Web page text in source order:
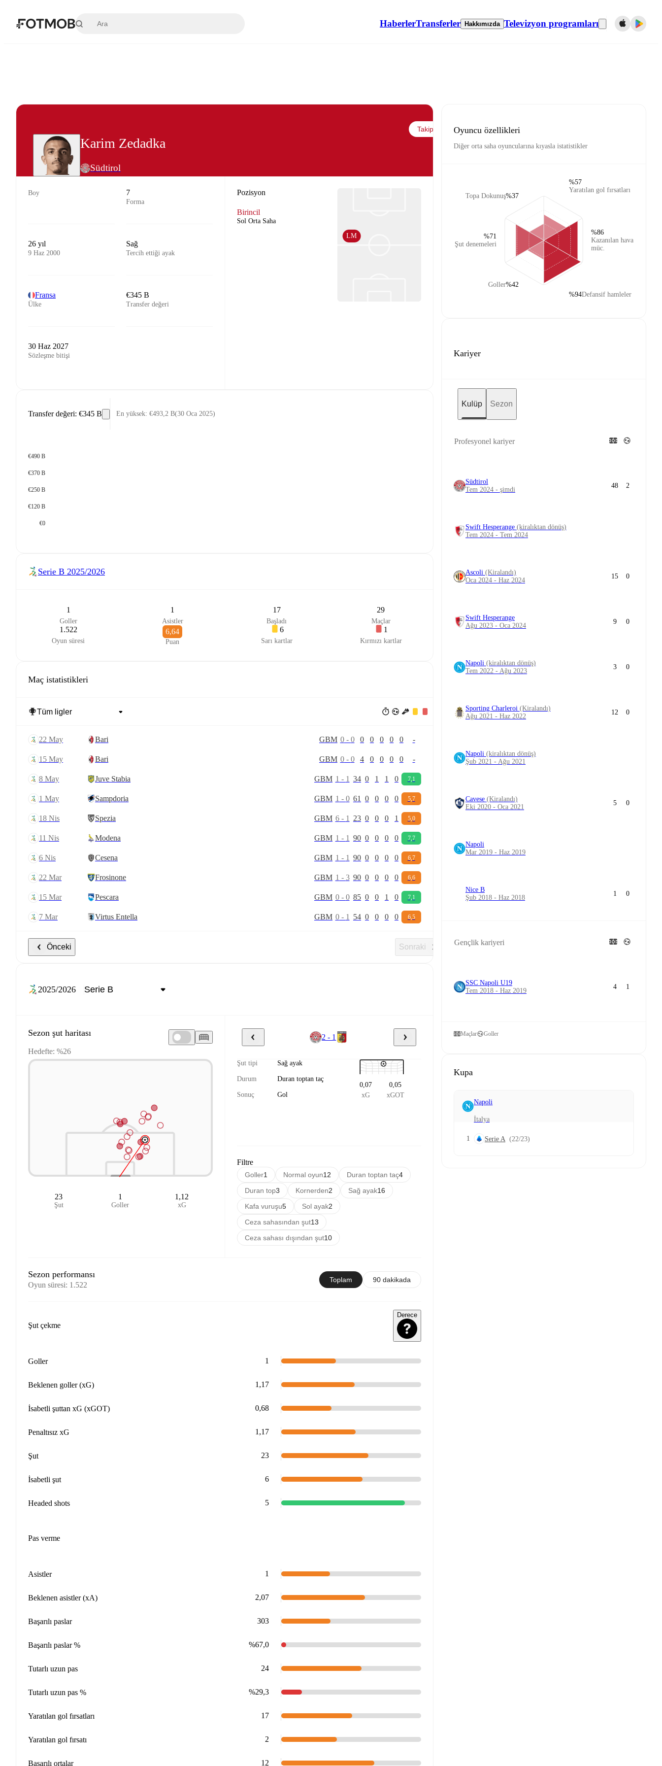
HaberlerTransferler Hakkımızda Televizyon programları
Karim Zedadka
Südtirol
Takip et
Boy 7
Forma
26 yıl
9 Haz 2000
Sağ
Tercih ettiği ayak
Fransa
Ülke
€345 B
Transfer değeri
30 Haz 2027
Sözleşme bitişi
Pozisyon
Birincil
Sol Orta Saha
LM
Transfer değeri: €345 B En yüksek: €493,2 B(30 Oca 2025)
€490 B
€370 B
€250 B
€120 B
€0
Serie B 2025/2026
1
Goller
1
Asistler
17
Başladı
29
Maçlar
1.522
Oyun süresi
6,64
Puan
6
Sarı kartlar
1
Kırmızı kartlar
Maç istatistikleri
22 May Bari GBM 0- 0 0 0 0 0 0 -
15 May Bari GBM 0- 0 4 0 0 0 0 -
8 May Juve Stabia GBM 1 - 1 34 0 1 1 0 7,1
1 May Sampdoria GBM 1 - 0 61 0 0 0 0 5,7
18 Nis Spezia GBM 6- 1 23 0 0 0 1 5,0
11 Nis Modena GBM 1 - 1 90 0 0 0 0 7,7
6 Nis Cesena GBM 1 - 1 90 0 0 0 0 6,7
22 Mar Frosinone GBM 1 - 3 90 0 0 0 0 6,6
15 Mar Pescara GBM 0- 0 85 0 0 1 0 7,1
7 Mar Virtus Entella GBM 0- 1 54 0 0 0 0 6,5
Önceki Sonraki
2025/2026
Sezon şut haritası
Hedefte: %26
23
Şut
1
Goller
1,12
xG
2 - 1
Şut tipi Sağ ayak
Durum Duran toptan taç
Sonuç Gol
0,07
xG
0,05
xGOT
Filtre
Goller1 Normal oyun12 Duran toptan taç4
Duran top3 Kornerden2 Sağ ayak16
Kafa vuruşu5 Sol ayak2
Ceza sahasından şut13
Ceza sahası dışından şut10
Sezon performansı
Oyun süresi: 1.522
Toplam 90 dakikada
Şut çekme
Derece
Goller 1
Beklenen goller (xG) 1,17
İsabetli şuttan xG (xGOT) 0,68
Penaltısız xG 1,17
Şut 23
İsabetli şut 6
Headed shots 5
Pas verme
Asistler 1
Beklenen asistler (xA) 2,07
Başarılı paslar 303
Başarılı paslar % %67,0
Tutarlı uzun pas 24
Tutarlı uzun pas % %29,3
Yaratılan gol fırsatları 17
Yaratılan gol fırsatı 2
Başarılı ortalar 12
Oyuncu özellikleri
Diğer orta saha oyuncularına kıyasla istatistikler
Topa Dokunuş%37
Şut denemeleri
%71
Goller%42
Yaratılan gol fırsatları
%57
Kazanılan hava
müc.
%86
Defansif hamleler
%94
Kariyer
Kulüp Sezon
Profesyonel kariyer
Südtirol
Tem 2024 - şimdi
48 2
Swift Hesperange (kiralıktan dönüş)
Tem 2024 - Tem 2024
Ascoli (Kiralandı)
Oca 2024 - Haz 2024
15 0
Swift Hesperange
Ağu 2023 - Oca 2024
9 0
Napoli (kiralıktan dönüş)
Tem 2022 - Ağu 2023
3 0
Sporting Charleroi (Kiralandı)
Ağu 2021 - Haz 2022
12 0
Napoli (kiralıktan dönüş)
Şub 2021 - Ağu 2021
Cavese (Kiralandı)
Eki 2020 - Oca 2021
5 0
Napoli
Mar 2019 - Haz 2019
Nice B
Şub 2018 - Haz 2018
1 0
Gençlik kariyeri
SSC Napoli U19
Tem 2018 - Haz 2019
4 1
Maçlar Goller
Kupa
Napoli
İtalya
1 Serie A (22/23)